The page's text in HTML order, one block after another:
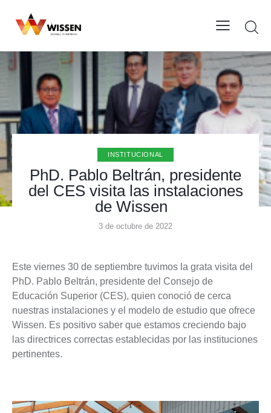
INSTITUCIONAL
PhD. Pablo Beltrán, presidente
del CES visita las instalaciones
de Wissen
3 de octubre de 2022
Este viernes 30 de septiembre tuvimos la grata visita del
PhD. Pablo Beltrán, presidente del Consejo de
Educación Superior (CES), quien conoció de cerca
nuestras instalaciones y el modelo de estudio que ofrece
Wissen. Es positivo saber que estamos creciendo bajo
las directrices correctas establecidas por las instituciones
pertinentes.